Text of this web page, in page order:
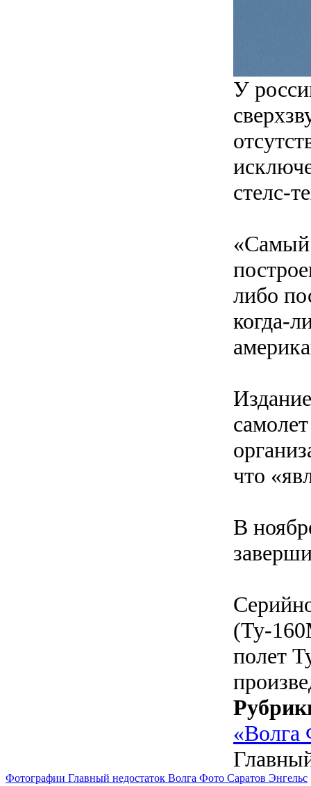
У
стелс-
«Самый
либо
когда-
что
В
(Ту-
полет
«Волга
Фотографии Главный недостаток Волга Фото Саратов Энгельс